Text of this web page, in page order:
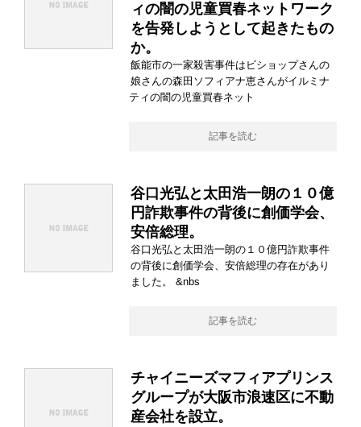
ィの闇の児童買春ネットワーク
を告発しようとして起きたもの
か。
飯能市の一家殺害事件はビショップさんの
娘さんの森田ソフィアナ恵さんがイルミナ
ティの闇の児童買春ネット
記事を読む
谷口光弘と太田浩一朗の１０億
円詐欺事件の背後に創価学会、
安倍総理。
谷口光弘と太田浩一朗の１０億円詐欺事件
の背後に創価学会、安倍総理の存在があり
ました。 &nbs
記事を読む
チャイニーズマフィアプリンス
グループが大阪市浪速区に不動
産会社を設立。